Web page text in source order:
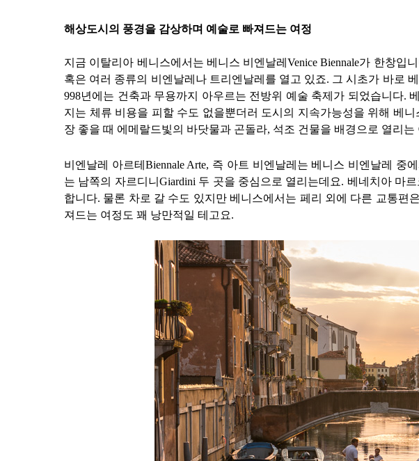
해상도시의 풍경을 감상하며 예술로 빠져드는 여정
지금 이탈리아 베니스에서는 베니스 비엔날레Venice Biennale가 한창입
혹은 여러 종류의 비엔날레나 트리엔날레를 열고 있죠. 그 시초가 바로
998년에는 건축과 무용까지 아우르는 전방위 예술 축제가 되었습니다.
지는 체류 비용을 피할 수도 없을뿐더러 도시의 지속가능성을 위해 베
장 좋을 때 에메랄드빛의 바닷물과 곤돌라, 석조 건물을 배경으로 열리
비엔날레 아르테 Biennale Arte, 즉 아트 비엔날레는 베니스 비엔날레 중
는 남쪽의 자르디니 Giardini 두 곳을 중심으로 열리는데요. 베네치아 마
합니다. 물론 차로 갈 수도 있지만 베니스에서는 페리 외에 다른 교통편
져드는 여정도 꽤 낭만적일 테고요.